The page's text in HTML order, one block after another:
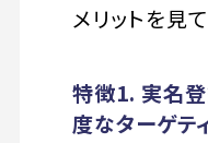
メリットを見
特徴1. 実名
度なターゲテ